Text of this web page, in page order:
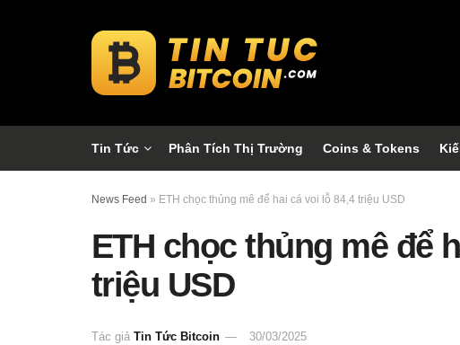
Tin Tức Phân Tích Thị Trường Coins & Tokens
News Feed » ETH chọc thủng mê để hai cá voi lỗ 84,4 triệu USD
ETH chọc thủng mê để
triệu USD
Tác giả Tin Tức Bitcoin 30/03/2025